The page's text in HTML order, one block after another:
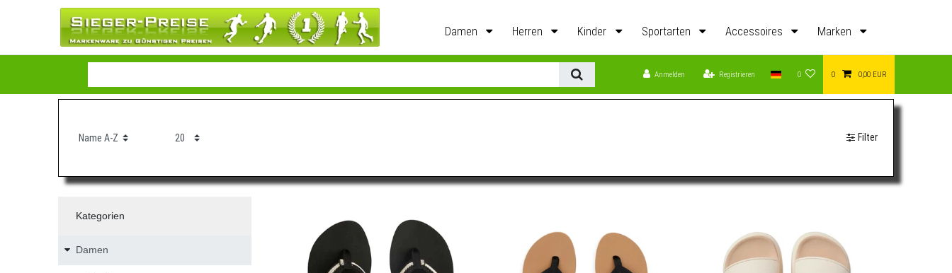
Damen Herren Kinder Sportarten Accessoires Marken
Anmelden Registrieren 0 0 0,00 EUR
Filter
Kategorien
Damen